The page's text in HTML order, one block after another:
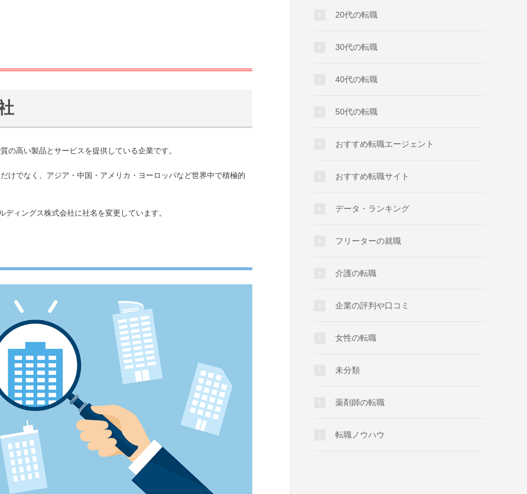
の高い製品とサービスを提供している企業です。
けでなく、アジア・中国・アメリカ・ヨーロッパなど世界中で積極的
ィングス株式会社に社名を変更しています。
20代の転職
30代の転職
40代の転職
50代の転職
おすすめ転職エージェント
おすすめ転職サイト
データ・ランキング
フリーターの就職
介護の転職
企業の評判や口コミ
女性の転職
未分類
薬剤師の転職
転職ノウハウ